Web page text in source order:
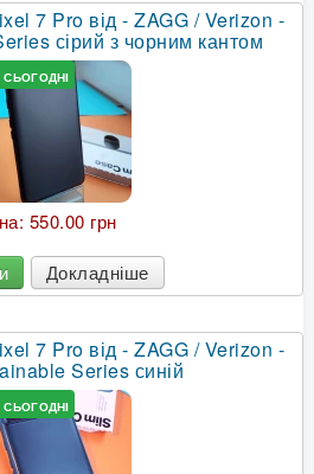
7 Pro від - ZAGG / Verizon -
сірий з чорним кантом
550.00 грн
Докладніше
7 Pro від - ZAGG / Verizon -
Series синій